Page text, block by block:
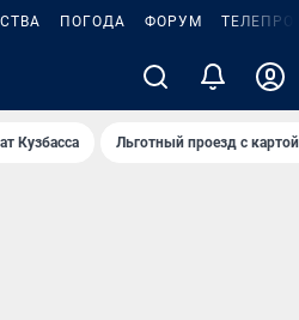
ПОГОДА ФОРУМ
Кузбасса Льготный проезд с